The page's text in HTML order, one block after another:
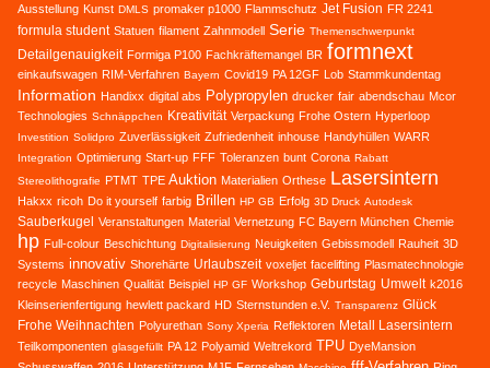
Ausstellung Kunst DMLS promaker p1000 Flammschutz Jet Fusion FR 2241
formula student Statuen filament Zahnmodell Serie Themenschwerpunkt
Detailgenauigkeit Formiga P100 Fachkräftemangel BR formnext
einkaufswagen RIM-Verfahren Bayern Covid19 PA 12GF Lob Stammkundentag
Information Handixx digital abs Polypropylen drucker fair abendschau Mcor
Technologies Schnäppchen Kreativität Verpackung Frohe Ostern Hyperloop
Investition Solidpro Zuverlässigkeit Zufriedenheit inhouse Handyhüllen WARR
Integration Optimierung Start-up FFF Toleranzen bunt Corona Rabatt
Stereolithografie PTMT TPE Auktion Materialien Orthese Lasersintern
Hakxx ricoh Do it yourself farbig Brillen HP GB Erfolg 3D Druck Autodesk
Sauberkugel Veranstaltungen Material Vernetzung FC Bayern München Chemie
hp Full-colour Beschichtung Digitalisierung Neuigkeiten Gebissmodell Rauheit 3D
Systems innovativ Shorehärte Urlaubszeit voxeljet facelifting Plasmatechnologie
recycle Maschinen Qualität Beispiel HP GF Workshop Geburtstag Umwelt k2016
Kleinserienfertigung hewlett packard HD Sternstunden e.V. Transparenz Glück
Frohe Weihnachten Polyurethan Sony Xperia Reflektoren Metall Lasersintern
Teilkomponenten glasgefüllt PA 12 Polyamid Weltrekord TPU DyeMansion